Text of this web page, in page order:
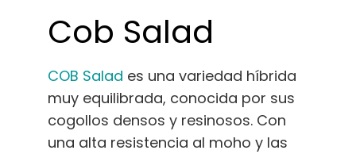
Cob Salad
COB Salad es una variedad híbrida
muy equilibrada, conocida por sus
cogollos densos y resinosos. Con
una alta resistencia al moho y las